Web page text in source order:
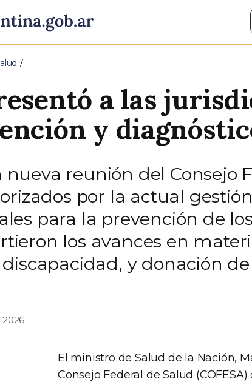
a las
y
nueva reunión del Consejo
por la actual
para la prevención de
los avances en
discapacidad, y donación
2026
El ministro de Salud de la Nación,
Consejo Federal de Salud